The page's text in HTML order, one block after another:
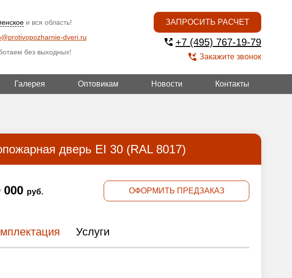
и вся область!
ВЫБРАТЬ ДРУГОЙ
dveri.ru
без выходных!
ЗАПРОСИТЬ РАСЧЕТ
+7 (495) 767-19-79
Закажите звонок
Галерея Оптовикам Новости Контакты
дверь EI 30 (RAL 8017)
000 руб. ОФОРМИТЬ ПРЕДЗАКАЗ
Услуги